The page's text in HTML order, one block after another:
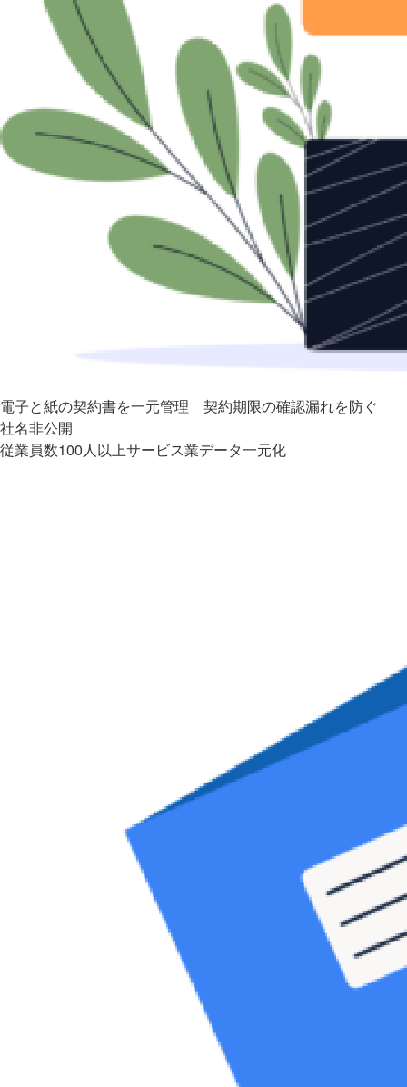
電子と紙の契約書を一元管理 契約期限の確認漏れを防ぐ
社名非公開
従業員数100人以上サービス業データ一元化